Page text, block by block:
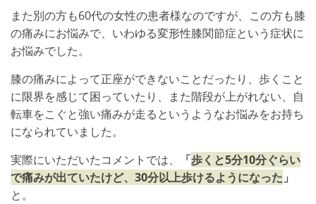
また別の方も60代の女性の患者様なのですが、この方も膝
の痛みにお悩みで、いわゆる変形性膝関節症という症状に
お悩みでした。
膝の痛みによって正座ができないことだったり、歩くこと
に限界を感じて困っていたり、また階段が上がれない、自
転車をこぐと強い痛みが走るというようなお悩みをお持ち
になられていました。
実際にいただいたコメントでは、
「歩くと5分10分ぐらい
で痛みが出ていたけど、30分以上歩けるようになった 」
と。